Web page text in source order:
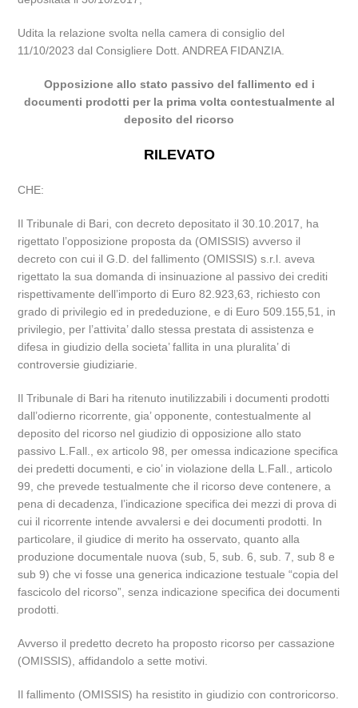
Udita la relazione svolta nella camera di consiglio del
11/10/2023 dal Consigliere Dott. ANDREA FIDANZIA.
Opposizione allo stato passivo del fallimento ed i
documenti prodotti per la prima volta contestualmente al
deposito del ricorso
RILEVATO
CHE:
Il Tribunale di Bari, con decreto depositato il 30.10.2017, ha
rigettato l’opposizione proposta da (OMISSIS) avverso il
decreto con cui il G.D. del fallimento (OMISSIS) s.r.l. aveva
rigettato la sua domanda di insinuazione al passivo dei crediti
rispettivamente dell’importo di Euro 82.923,63, richiesto con
grado di privilegio ed in prededuzione, e di Euro 509.155,51, in
privilegio, per l’attivita’ dallo stessa prestata di assistenza e
difesa in giudizio della societa’ fallita in una pluralita’ di
controversie giudiziarie.
Il Tribunale di Bari ha ritenuto inutilizzabili i documenti prodotti
dall’odierno ricorrente, gia’ opponente, contestualmente al
deposito del ricorso nel giudizio di opposizione allo stato
passivo L.Fall., ex articolo 98, per omessa indicazione specifica
dei predetti documenti, e cio’ in violazione della L.Fall., articolo
99, che prevede testualmente che il ricorso deve contenere, a
pena di decadenza, l’indicazione specifica dei mezzi di prova di
cui il ricorrente intende avvalersi e dei documenti prodotti. In
particolare, il giudice di merito ha osservato, quanto alla
produzione documentale nuova (sub, 5, sub. 6, sub. 7, sub 8 e
sub 9) che vi fosse una generica indicazione testuale “copia del
fascicolo del ricorso”, senza indicazione specifica dei documenti
prodotti.
Avverso il predetto decreto ha proposto ricorso per cassazione
(OMISSIS), affidandolo a sette motivi.
Il fallimento (OMISSIS) ha resistito in giudizio con controricorso.